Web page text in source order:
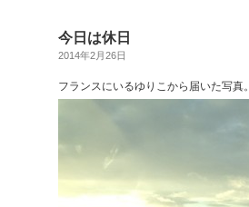
今日は休日
2014年2月26日
フランスにいるゆりこから届いた写真。